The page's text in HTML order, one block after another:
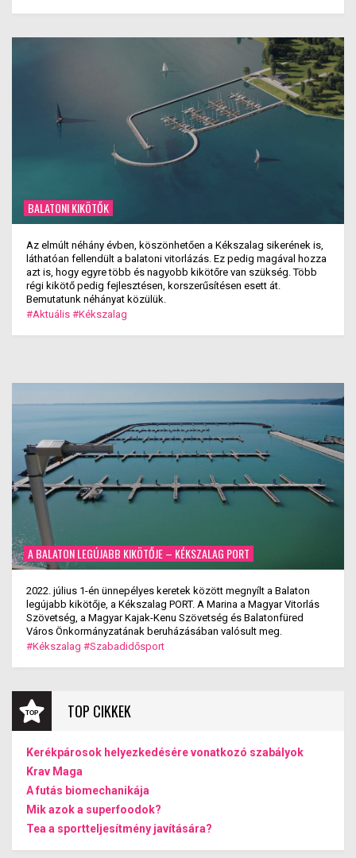
BALATONI KIKÖTŐK
Az elmúlt néhány évben, köszönhetően a Kékszalag sikerének is,
láthatóan fellendült a balatoni vitorlázás. Ez pedig magával hozza
azt is, hogy egyre több és nagyobb kikötőre van szükség. Több
régi kikötő pedig fejlesztésen, korszerűsítésen esett át.
Bemutatunk néhányat közülük.
#Aktuális #Kékszalag
A BALATON LEGÚJABB KIKÖTŐJE – KÉKSZALAG PORT
2022. július 1-én ünnepélyes keretek között megnyílt a Balaton
legújabb kikötője, a Kékszalag PORT. A Marina a Magyar Vitorlás
Szövetség, a Magyar Kajak-Kenu Szövetség és Balatonfüred
Város Önkormányzatának beruházásában valósult meg.
#Kékszalag #Szabadidősport
TOP CIKKEK
Kerékpárosok helyezkedésére vonatkozó szabályok
Krav Maga
A futás biomechanikája
Mik azok a superfoodok?
Tea a sportteljesítmény javítására?